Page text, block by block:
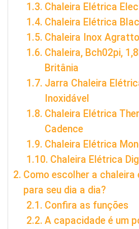
Chaleira Elétrica
Chaleira Elétrica
Chaleira Inox Agratto
Chaleira, Bch02pi,
Britânia
Jarra Chaleira
Inoxidável
Chaleira Elétrica
Cadence
Chaleira Elétrica
Chaleira Elétrica
Como escolher a
para seu dia a dia?
Confira as funções
A capacidade é um